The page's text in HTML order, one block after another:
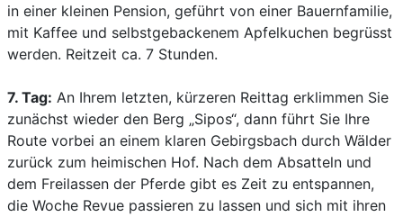
in einer kleinen Pension, geführt von einer Bauernfamilie,
mit Kaffee und selbstgebackenem Apfelkuchen begrüsst
werden. Reitzeit ca. 7 Stunden.
7. Tag: An Ihrem letzten, kürzeren Reittag erklimmen Sie
zunächst wieder den Berg „Sipos“, dann führt Sie Ihre
Route vorbei an einem klaren Gebirgsbach durch Wälder
zurück zum heimischen Hof. Nach dem Absatteln und
dem Freilassen der Pferde gibt es Zeit zu entspannen,
die Woche Revue passieren zu lassen und sich mit ihren